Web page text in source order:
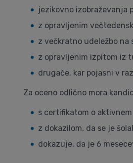
jezikovno izobraževanja
z opravljenim
z večkratno udeležbo
z opravljenim izpitom iz
drugače, kar pojasni v
Za oceno odlično mora
s certifikatom o
z dokazilom, da se je
dokazuje, da je 6